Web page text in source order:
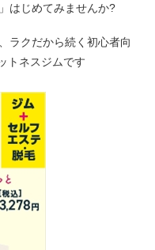
はじめてみませんか?
ラクだから続く初心者向
トネスジムです